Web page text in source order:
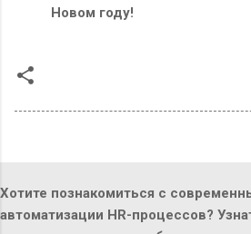
Новом году!
Хотите познакомиться с
автоматизации HR-процессов?